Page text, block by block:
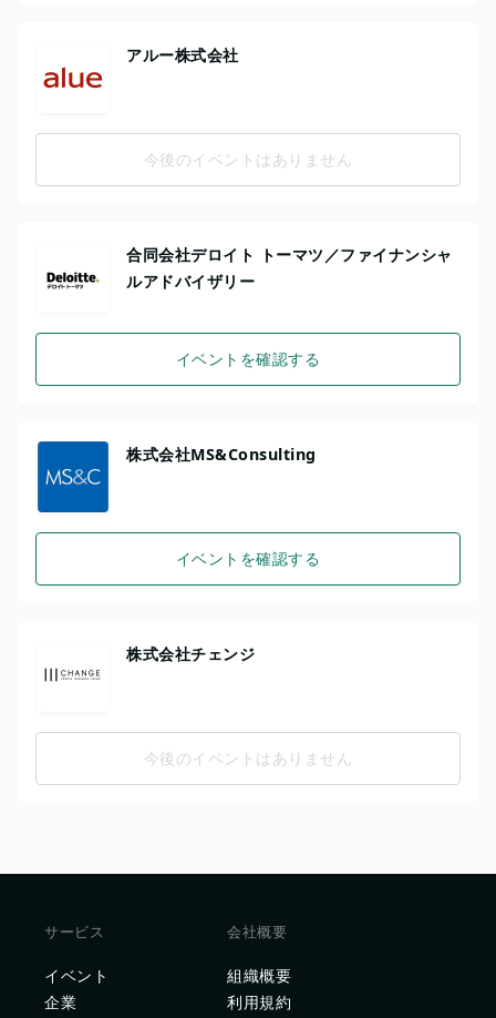
アルー株式会社
今後のイベントはありません
合同会社デロイト トーマツ／ファイナンシャ
ルアドバイザリー
イベントを確認する
株式会社MS&Consulting
イベントを確認する
株式会社チェンジ
今後のイベントはありません
サービス
イベント
企業
会社概要
組織概要
利用規約